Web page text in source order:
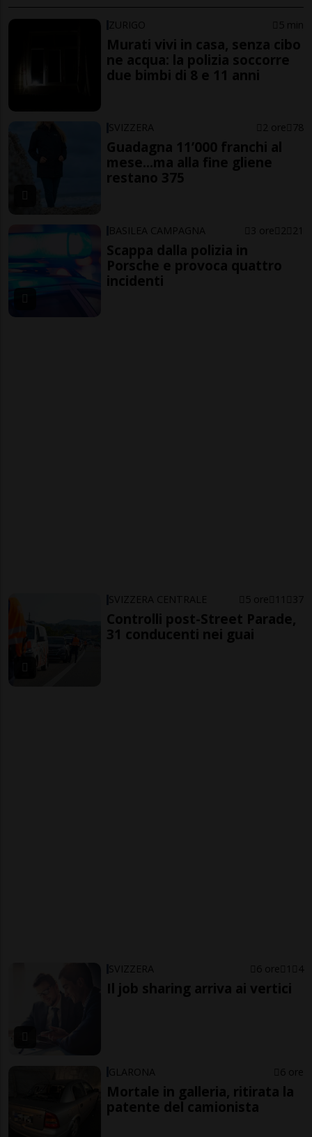
ZURIGO 5 min
Murati vivi in casa, senza cibo
ne acqua: la polizia soccorre
due bimbi di 8 e 11 anni
SVIZZERA 2 ore 78
Guadagna 11’000 franchi al
mese...ma alla fine gliene
restano 375
BASILEA CAMPAGNA 3 ore 2 21
Scappa dalla polizia in
Porsche e provoca quattro
incidenti
SVIZZERA CENTRALE 5 ore 11 37
Controlli post-Street Parade,
31 conducenti nei guai
SVIZZERA 6 ore 1 4
Il job sharing arriva ai vertici
GLARONA 6 ore
Mortale in galleria, ritirata la
patente del camionista